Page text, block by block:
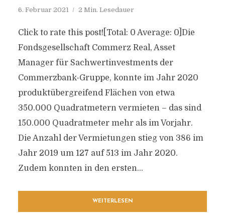
6. Februar 2021 2 Min. Lesedauer
Click to rate this post![Total: 0 Average: 0]Die
Fondsgesellschaft Commerz Real, Asset
Manager für Sachwertinvestments der
Commerzbank-Gruppe, konnte im Jahr 2020
produktübergreifend Flächen von etwa
350.000 Quadratmetern vermieten – das sind
150.000 Quadratmeter mehr als im Vorjahr.
Die Anzahl der Vermietungen stieg von 386 im
Jahr 2019 um 127 auf 513 im Jahr 2020.
Zudem konnten in den ersten...
WEITERLESEN